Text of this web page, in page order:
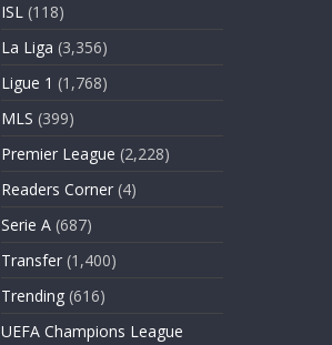
ISL (118)
La Liga (3,356)
Ligue 1 (1,768)
MLS (399)
Premier League (2,228)
Readers Corner (4)
Serie A (687)
Transfer (1,400)
Trending (616)
UEFA Champions League